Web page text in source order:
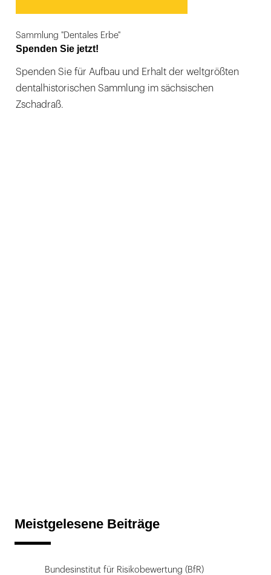
Sammlung "Dentales Erbe"
Spenden Sie jetzt!
Spenden Sie für Aufbau und Erhalt der weltgrößten
dentalhistorischen Sammlung im sächsischen
Zschadraß.
Meistgelesene Beiträge
Bundesinstitut für Risikobewertung (BfR)